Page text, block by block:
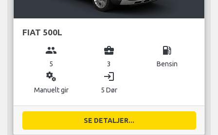
FIAT 500L
group
5
business_center
3
local_gas_station
Bensin
miscellaneous_services
Manuelt gir
login
5 Dør
SE DETALJER...